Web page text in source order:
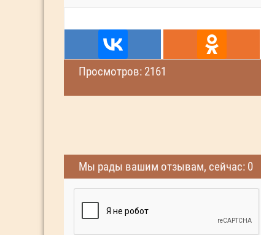
Просмотров: 2161
Мы рады вашим отзывам, сейчас: 0